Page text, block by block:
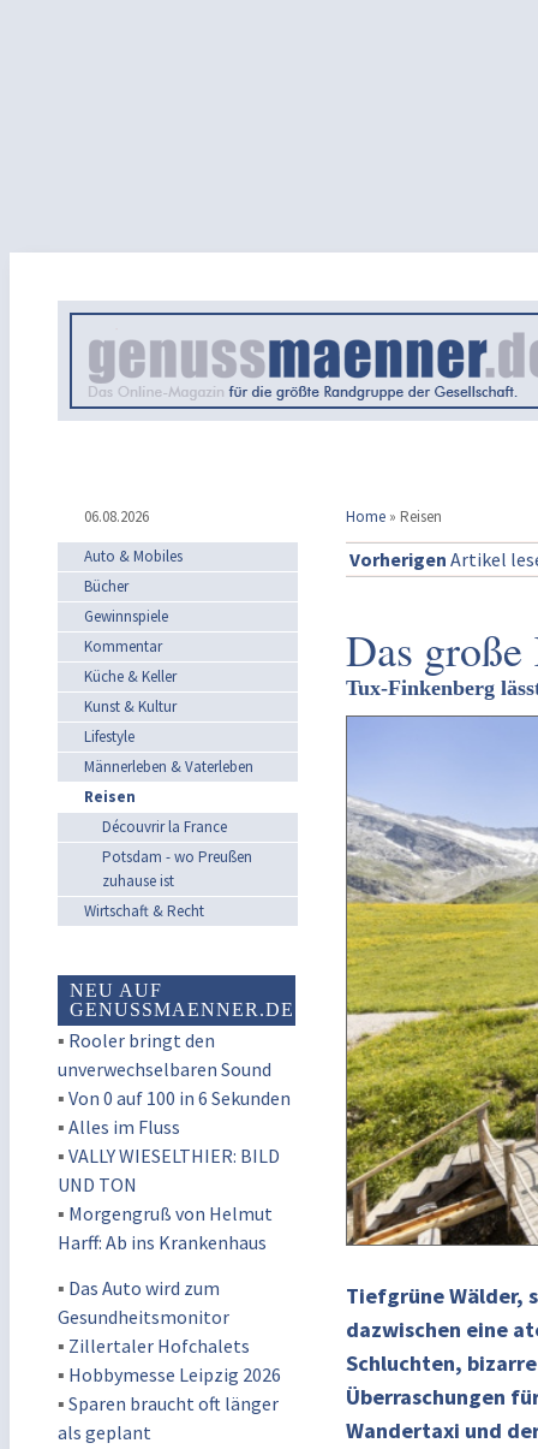
06.08.2026 Home » Reisen
Auto & Mobiles
Bücher
Gewinnspiele
Kommentar
Küche & Keller
Kunst & Kultur
Lifestyle
Männerleben & Vaterleben
Reisen
Découvrir la France
Potsdam - wo Preußen
zuhause ist
Wirtschaft & Recht
NEU AUF
GENUSSMAENNER.DE
▪ Rooler bringt den
unverwechselbaren Sound
▪ Von 0 auf 100 in 6 Sekunden
▪ Alles im Fluss
▪ VALLY WIESELTHIER: BILD
UND TON
▪ Morgengruß von Helmut
Harff: Ab ins Krankenhaus
▪ Das Auto wird zum
Gesundheitsmonitor
▪ Zillertaler Hofchalets
▪ Hobbymesse Leipzig 2026
▪ Sparen braucht oft länger
als geplant
Vorherigen Artikel
Das
Tux-Finkenberg
Tiefgrüne Wälder,
dazwischen eine
Schluchten,
Überraschungen
Wandertaxi und